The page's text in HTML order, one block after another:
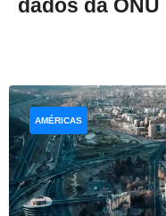
dados da ONU
AMÉRICAS